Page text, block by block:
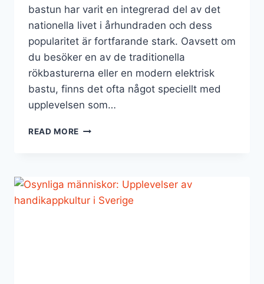
bastun har varit en integrerad del av det
nationella livet i århundraden och dess
popularitet är fortfarande stark. Oavsett om
du besöker en av de traditionella
rökbasturerna eller en modern elektrisk
bastu, finns det ofta något speciellt med
upplevelsen som…
READ MORE BASTU
GÖR
FINLAND
SPECIELLT?